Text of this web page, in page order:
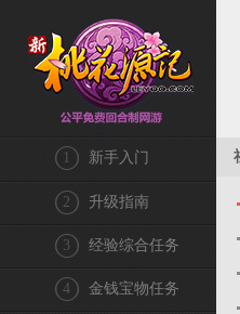
新手入门
1
升级指南
2
经验综合任务
3
金钱宝物任务
4